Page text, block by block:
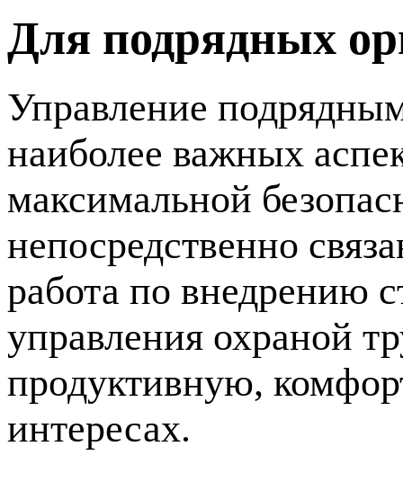
Для подрядных
Управление
наиболее важных
максимальной
непосредственно
работа по внедрению
управления охраной
продуктивную,
интересах.